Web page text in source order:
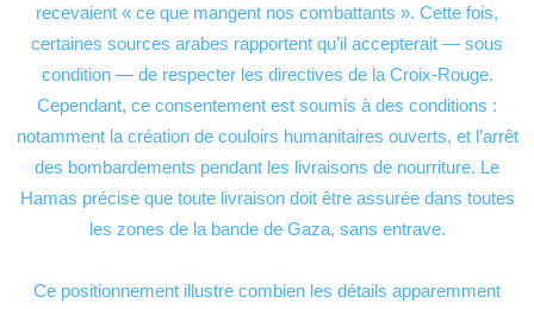
recevaient « ce que mangent nos combattants ». Cette fois,
certaines sources arabes rapportent qu’il accepterait — sous
condition — de respecter les directives de la Croix-Rouge.
Cependant, ce consentement est soumis à des conditions :
notamment la création de couloirs humanitaires ouverts, et l’arrêt
des bombardements pendant les livraisons de nourriture. Le
Hamas précise que toute livraison doit être assurée dans toutes
les zones de la bande de Gaza, sans entrave.
Ce positionnement illustre combien les détails apparemment